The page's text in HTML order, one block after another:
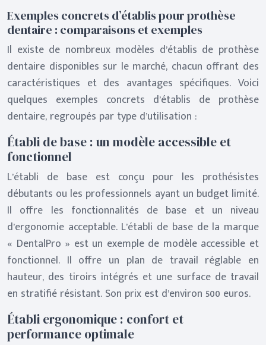
Exemples concrets d’établis pour prothèse
dentaire : comparaisons et exemples
Il existe de nombreux modèles d’établis de prothèse
dentaire disponibles sur le marché, chacun offrant des
caractéristiques et des avantages spécifiques. Voici
quelques exemples concrets d’établis de prothèse
dentaire, regroupés par type d’utilisation :
Établi de base : un modèle accessible et
fonctionnel
L’établi de base est conçu pour les prothésistes
débutants ou les professionnels ayant un budget limité.
Il offre les fonctionnalités de base et un niveau
d’ergonomie acceptable. L’établi de base de la marque
« DentalPro » est un exemple de modèle accessible et
fonctionnel. Il offre un plan de travail réglable en
hauteur, des tiroirs intégrés et une surface de travail
en stratifié résistant. Son prix est d’environ 500 euros.
Établi ergonomique : confort et
performance optimale